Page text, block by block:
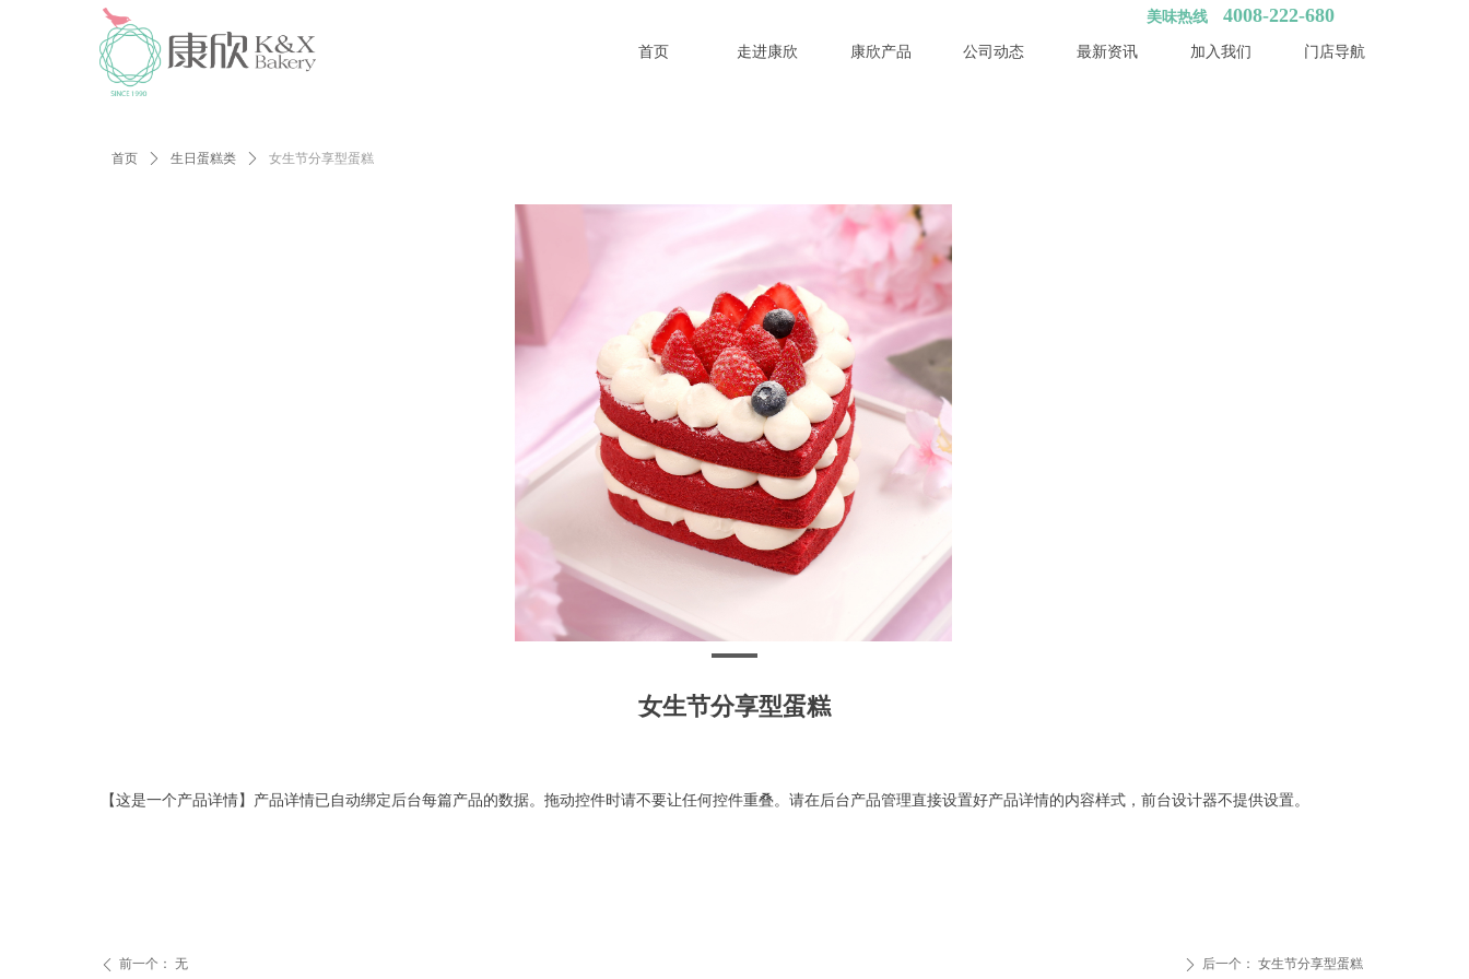
首页 走进康欣 康欣产品 公司动态 最新资讯 加入我们 门店导航
美味热线 4008-222-680
首页 ꄲ 生日蛋糕类 ꄲ 女生节分享型蛋糕
女生节分享型蛋糕
ꄴ 前一个： 无 ꄲ 后一个： 女生节分享型蛋糕
【这是一个产品详情】产品详情已自动绑定后台每篇产品的数据。拖动控件时请不要让任何控件重叠。请在后台产品管理直接设置好产品详情的内容样式，前台设计器不提供设置。